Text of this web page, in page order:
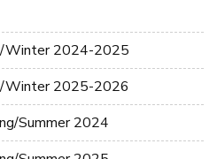
Winter 2024-2025
Winter 2025-2026
Summer 2024